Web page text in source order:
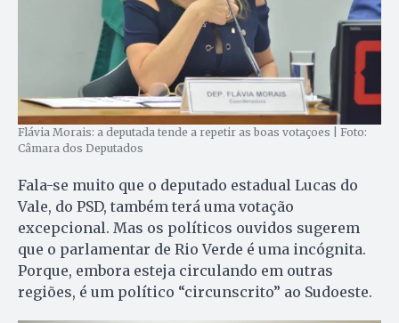
Flávia Morais: a deputada tende a repetir as boas votaçoes | Foto:
Câmara dos Deputados
Fala-se muito que o deputado estadual Lucas do
Vale, do PSD, também terá uma votação
excepcional. Mas os políticos ouvidos sugerem
que o parlamentar de Rio Verde é uma incógnita.
Porque, embora esteja circulando em outras
regiões, é um político “circunscrito” ao Sudoeste.